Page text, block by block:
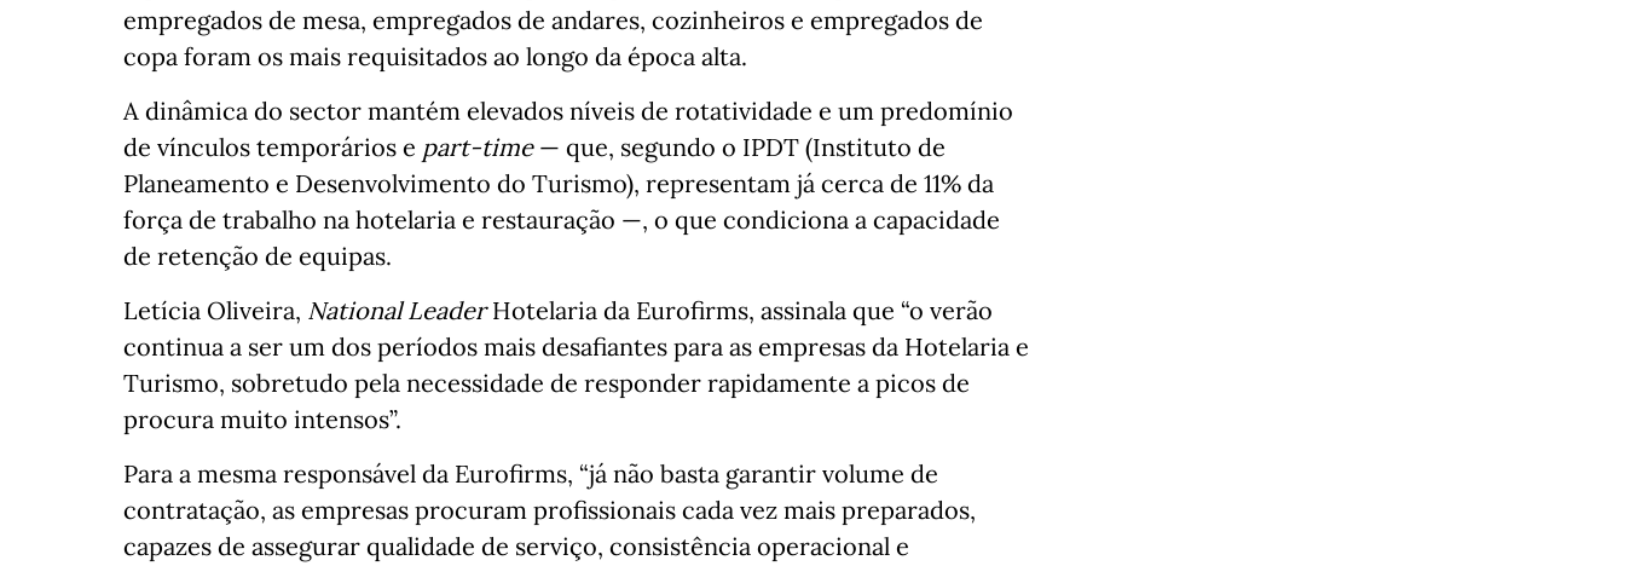
empregados de mesa, empregados de andares, cozinheiros e empregados de
copa foram os mais requisitados ao longo da época alta.
A dinâmica do sector mantém elevados níveis de rotatividade e um predomínio
de vínculos temporários e part‑time— que, segundo o IPDT (Instituto de
Planeamento e Desenvolvimento do Turismo), representam já cerca de 11% da
força de trabalho na hotelaria e restauração —, o que condiciona a capacidade
de retenção de equipas.
Letícia Oliveira, National LeaderHotelaria da Eurofirms, assinala que “o verão
continua a ser um dos períodos mais desafiantes para as empresas da Hotelaria e
Turismo, sobretudo pela necessidade de responder rapidamente a picos de
procura muito intensos”.
Para a mesma responsável da Eurofirms, “já não basta garantir volume de
contratação, as empresas procuram profissionais cada vez mais preparados,
capazes de assegurar qualidade de serviço, consistência operacional e